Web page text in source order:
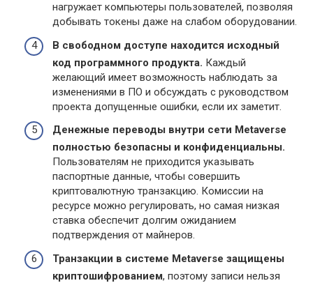
нагружает компьютеры пользователей, позволяя
добывать токены даже на слабом оборудовании.
В свободном доступе находится исходный
код программного продукта. Каждый
желающий имеет возможность наблюдать за
изменениями в ПО и обсуждать с руководством
проекта допущенные ошибки, если их заметит.
Денежные переводы внутри сети Metaverse
полностью безопасны и конфиденциальны.
Пользователям не приходится указывать
паспортные данные, чтобы совершить
криптовалютную транзакцию. Комиссии на
ресурсе можно регулировать, но самая низкая
ставка обеспечит долгим ожиданием
подтверждения от майнеров.
Транзакции в системе Metaverse защищены
криптошифрованием, поэтому записи нельзя